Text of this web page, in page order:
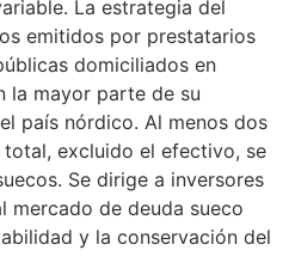
La estrategia del
emitidos por prestatarios
domiciliados en
la mayor parte de su
país nórdico. Al menos dos
excluido el efectivo, se
Se dirige a inversores
mercado de deuda sueco
y la conservación del